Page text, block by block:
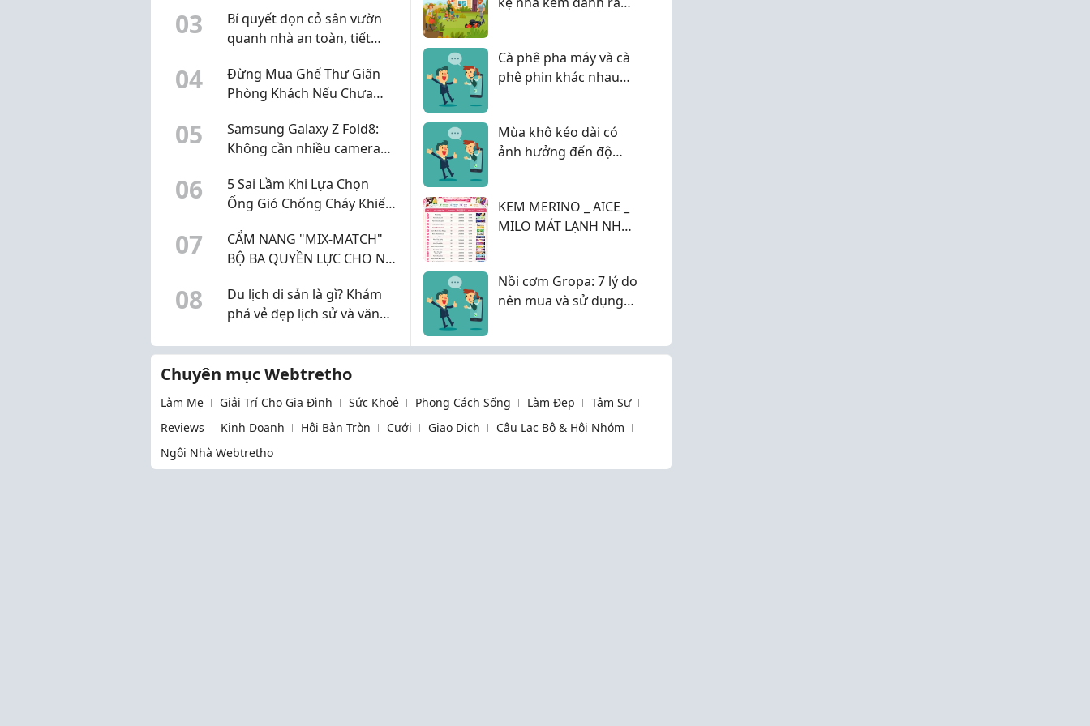
03
Bí quyết dọn cỏ sân vườn
quanh nhà an toàn, tiết
04
Đừng Mua Ghế Thư Giãn
Phòng Khách Nếu Chưa
05
Samsung Galaxy Z Fold8:
Không cần nhiều camera
06
5 Sai Lầm Khi Lựa Chọn
Ống Gió Chống Cháy Khiến
Thu
07
CẨM NANG "MIX-MATCH"
BỘ BA QUYỀN LỰC CHO NỮ
08
Du lịch di sản là gì? Khám
phá vẻ đẹp lịch sử và văn
VIÊN
Cà phê pha máy và cà
phê phin khác nhau
Mùa khô kéo dài có
ảnh hưởng đến độ
Lutron TU-2016
KEM MERINO _ AICE _
MILO MÁT LẠNH NHÀ
Nồi cơm Gropa: 7 lý do
nên mua và sử dụng
Chuyên mục Webtretho
Làm Mẹ Giải Trí Cho Gia Đình Sức Khoẻ Phong Cách Sống Làm Đẹp
Tâm Sự
Reviews
Kinh Doanh Hội Bàn Tròn Cưới Giao Dịch
Câu Lạc Bộ & Hội Nhóm
Ngôi Nhà Webtretho